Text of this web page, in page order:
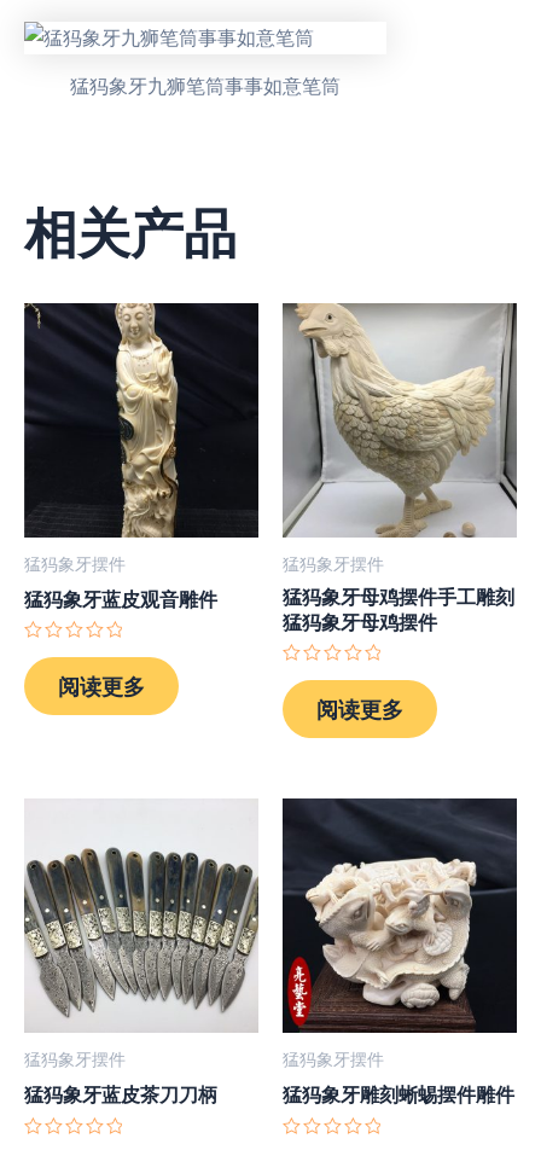
猛犸象牙九狮笔筒事事如意笔筒
相关产品
猛犸象牙摆件
猛犸象牙蓝皮观音雕件
评
分
0
&sol;
阅读更多
猛犸象牙摆件
猛犸象牙母鸡摆件手工雕刻
猛犸象牙母鸡摆件
评
分
0
&sol;
阅读更多
猛犸象牙摆件
猛犸象牙蓝皮茶刀刀柄
猛犸象牙摆件
猛犸象牙雕刻蜥蜴摆件雕件